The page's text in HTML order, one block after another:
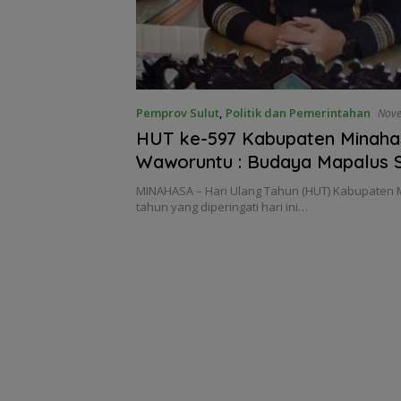
Pemprov Sulut, Politik dan Pemerintahan
HUT ke-597 Kabupaten
Waworuntu : Budaya Mapalus
Perekat Persatuan di Tanah
Lumimuut
MINAHASA – Hari Ulang Tahun (HUT)
tahun yang diperingati hari ini…